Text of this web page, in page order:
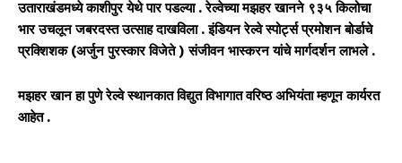
उताराखंडमध्ये काशीपुर येथे पार पडल्या . रेल्वेच्या मझहर खानने ९३५ किलोचा
भार उचलून जबरदस्त उत्साह दाखविला . इंडियन रेल्वे स्पोर्ट्स प्रमोशन बोर्डाचे
प्रक्शिशक (अर्जुन पुरस्कार विजेते ) संजीवन भास्करन यांचे मार्गदर्शन लाभले .
मझहर खान हा पुणे रेल्वे स्थानकात विद्युत विभागात वरिष्ठ अभियंता म्हणून कार्यरत
आहेत .